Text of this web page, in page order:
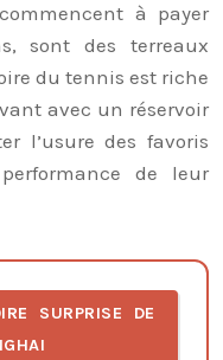
à payer
sont des terreaux
du tennis est riche
avec un réservoir
l’usure des favoris
de leur
SURPRISE DE